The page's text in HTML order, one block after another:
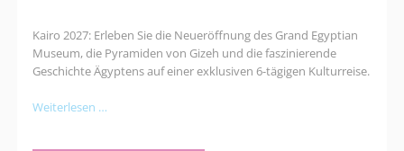
Luther
Kairo 2027: Erleben Sie die Neueröffnung des Grand Egyptian
Museum, die Pyramiden von Gizeh und die faszinierende
Geschichte Ägyptens auf einer exklusiven 6-tägigen Kulturreise.
Weiterlesen …Kairo